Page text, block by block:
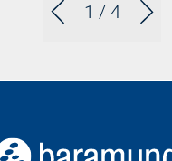
1 / 4